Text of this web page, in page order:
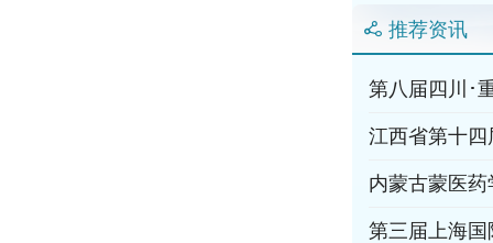
推荐资讯
第八届四川･
江西省第十
内蒙古蒙医
第三届上海